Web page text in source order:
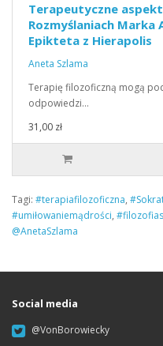
Terapeutyczne
Rozmyślaniach
Epikteta z Hierapolis
Aneta Szlama
Terapię filozoficzną mogą
odpowiedzi…
31,00 zł
Tagi: #terapiafilozoficzna,
#umiłowaniemądrości,
@AnetaSzlama
Social media
@VonBorowiecky